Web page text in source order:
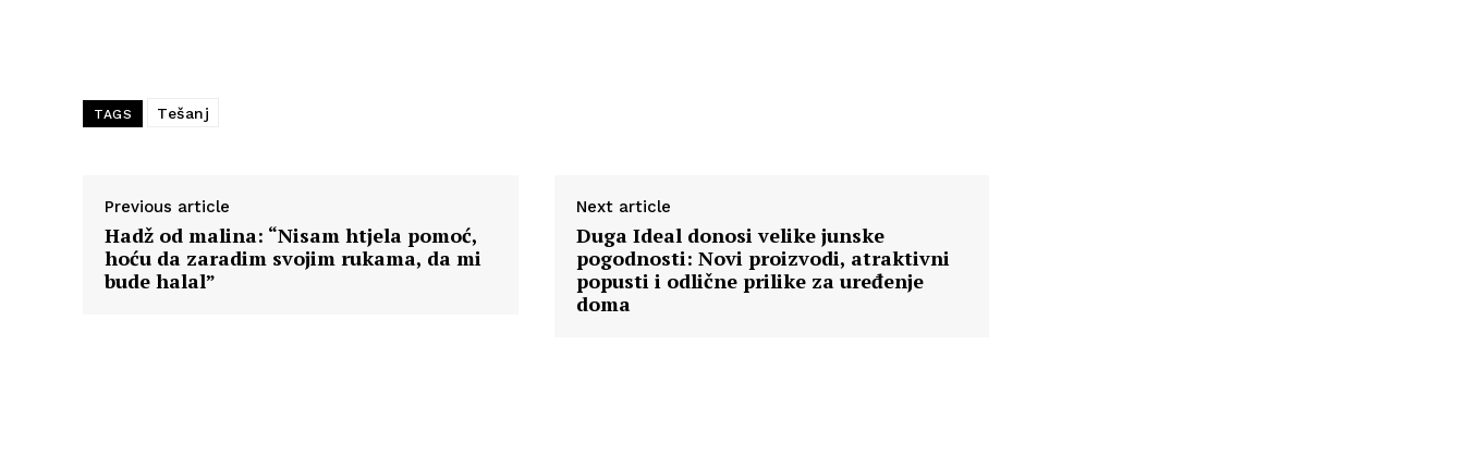
TAGS Tešanj
Previous article
Hadž od malina: “Nisam htjela pomoć,
hoću da zaradim svojim rukama, da mi
bude halal”
Next article
Duga Ideal donosi velike junske
pogodnosti: Novi proizvodi, atraktivni
popusti i odlične prilike za uređenje
doma